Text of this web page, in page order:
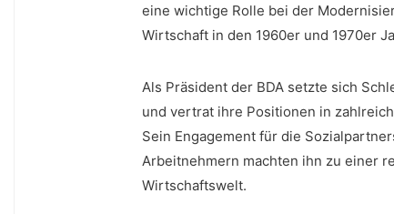
eine wichtige Rolle bei der
Wirtschaft in den 1960er und 1970er
Als Präsident der BDA ‍setzte sich
⁤und vertrat ihre Positionen⁤ in
Sein⁣ Engagement⁢ für die
Arbeitnehmern machten ⁢ihn zu einer
Wirtschaftswelt.